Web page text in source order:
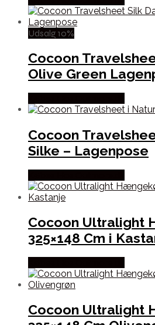
Udsalg 10%
Cocoon
Olive Green
Cocoon
Silke – Lagenpose
Cocoon Ultralight
325×148 Cm i
Cocoon Ultralight